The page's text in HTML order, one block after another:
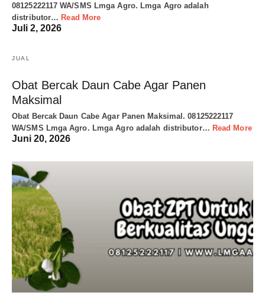
08125222117 WA/SMS Lmga Agro. Lmga Agro adalah
distributor… Read More
Juli 2, 2026
JUAL
Obat Bercak Daun Cabe Agar Panen
Maksimal
Obat Bercak Daun Cabe Agar Panen Maksimal. 08125222117
WA/SMS Lmga Agro. Lmga Agro adalah distributor… Read More
Juni 20, 2026